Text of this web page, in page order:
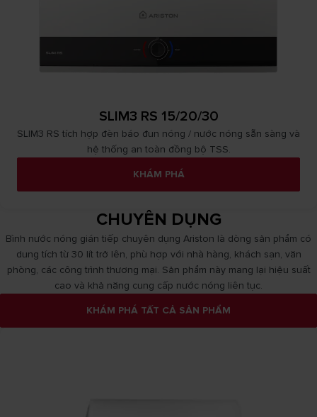
SLIM3 RS 15/20/30
SLIM3 RS tích hợp đèn báo đun nóng / nước nóng sẵn sàng và
hệ thống an toàn đồng bộ TSS.
KHÁM PHÁ
CHUYÊN DỤNG
Bình nước nóng gián tiếp chuyên dụng Ariston là dòng sản phẩm có
dung tích từ 30 lít trở lên, phù hợp với nhà hàng, khách sạn, văn
phòng, các công trình thương mại. Sản phẩm này mang lại hiệu suất
cao và khả năng cung cấp nước nóng liên tục.
KHÁM PHÁ TẤT CẢ SẢN PHẨM